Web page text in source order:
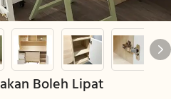
Boleh Lipat